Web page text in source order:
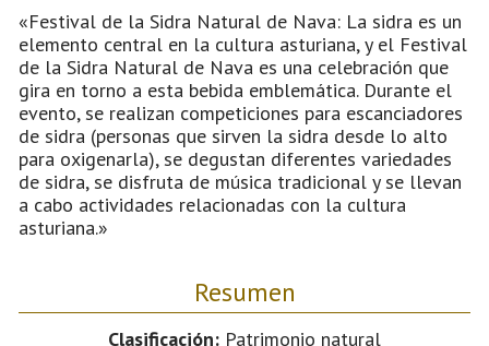
«Festival de la Sidra Natural de Nava: La sidra es un
elemento central en la cultura asturiana, y el Festival
de la Sidra Natural de Nava es una celebración que
gira en torno a esta bebida emblemática. Durante el
evento, se realizan competiciones para escanciadores
de sidra (personas que sirven la sidra desde lo alto
para oxigenarla), se degustan diferentes variedades
de sidra, se disfruta de música tradicional y se llevan
a cabo actividades relacionadas con la cultura
asturiana.»
Resumen
Clasificación: Patrimonio natural